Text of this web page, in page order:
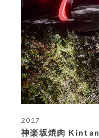
2017
神楽坂焼肉 Kintan